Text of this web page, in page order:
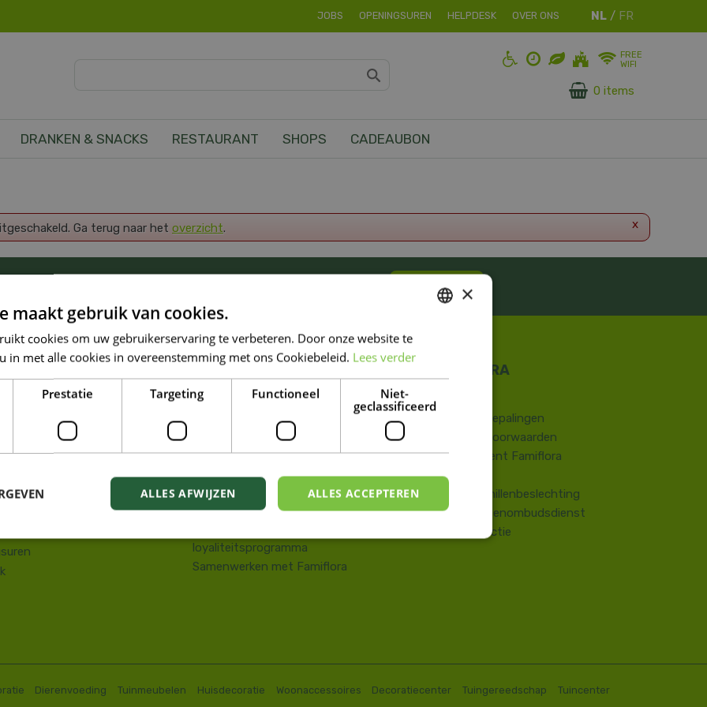
JOBS OPENINGSUREN HELPDESK OVER ONS
FREE
WIFI
0 items
DRANKEN & SNACKS RESTAURANT SHOPS CADEAUBON
x
Ga terug naar het overzicht.
Inschrijven
143
41 10 08
nummer: 0208:0845509606
Tuin
Famiresto
Foodhall
Mobiele applicatie Famiflora
Privacy policy
loyaliteitsprogramma
Samenwerken met Famiflora
Contact
​Wettelijke bepalingen
Algemene voorwaarden
Huisreglement Famiflora
Vragen
Onlinegeschillenbeslechting
Consumentenombudsdienst
Terugroepactie
Dierenvoeding Tuinmeubelen Huisdecoratie Woonaccessoires Decoratiecenter Tuingereedschap Tuincenter
×
maakt gebruik van cookies.
cookies om uw gebruikerservaring te verbeteren. Door onze website te
in met alle cookies in overeenstemming met ons Cookiebeleid. Lees verder
Prestatie Targeting Functioneel
Niet-
geclassificeerd
ALLES ACCEPTEREN
ALLES AFWIJZEN